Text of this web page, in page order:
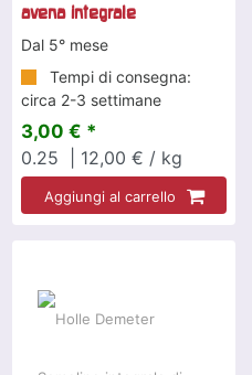
avena integrale
Dal 5° mese
Tempi di consegna:
circa 2-3 settimane
3,00 € *
0.25
| 12,00 € / kg
Aggiungi al carrello